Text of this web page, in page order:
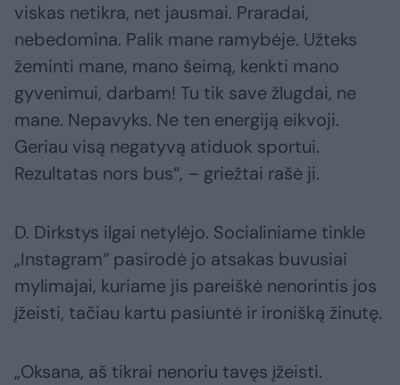
viskas netikra, net jausmai. Praradai,
nebedomina. Palik mane ramybėje. Užteks
žeminti mane, mano šeimą, kenkti mano
gyvenimui, darbam! Tu tik save žlugdai, ne
mane. Nepavyks. Ne ten energiją eikvoji.
Geriau visą negatyvą atiduok sportui.
Rezultatas nors bus“, – griežtai rašė ji.
D. Dirkstys ilgai netylėjo. Socialiniame tinkle
„Instagram“ pasirodė jo atsakas buvusiai
mylimajai, kuriame jis pareiškė nenorintis jos
įžeisti, tačiau kartu pasiuntė ir ironišką žinutę.
„Oksana, aš tikrai nenoriu tavęs įžeisti.